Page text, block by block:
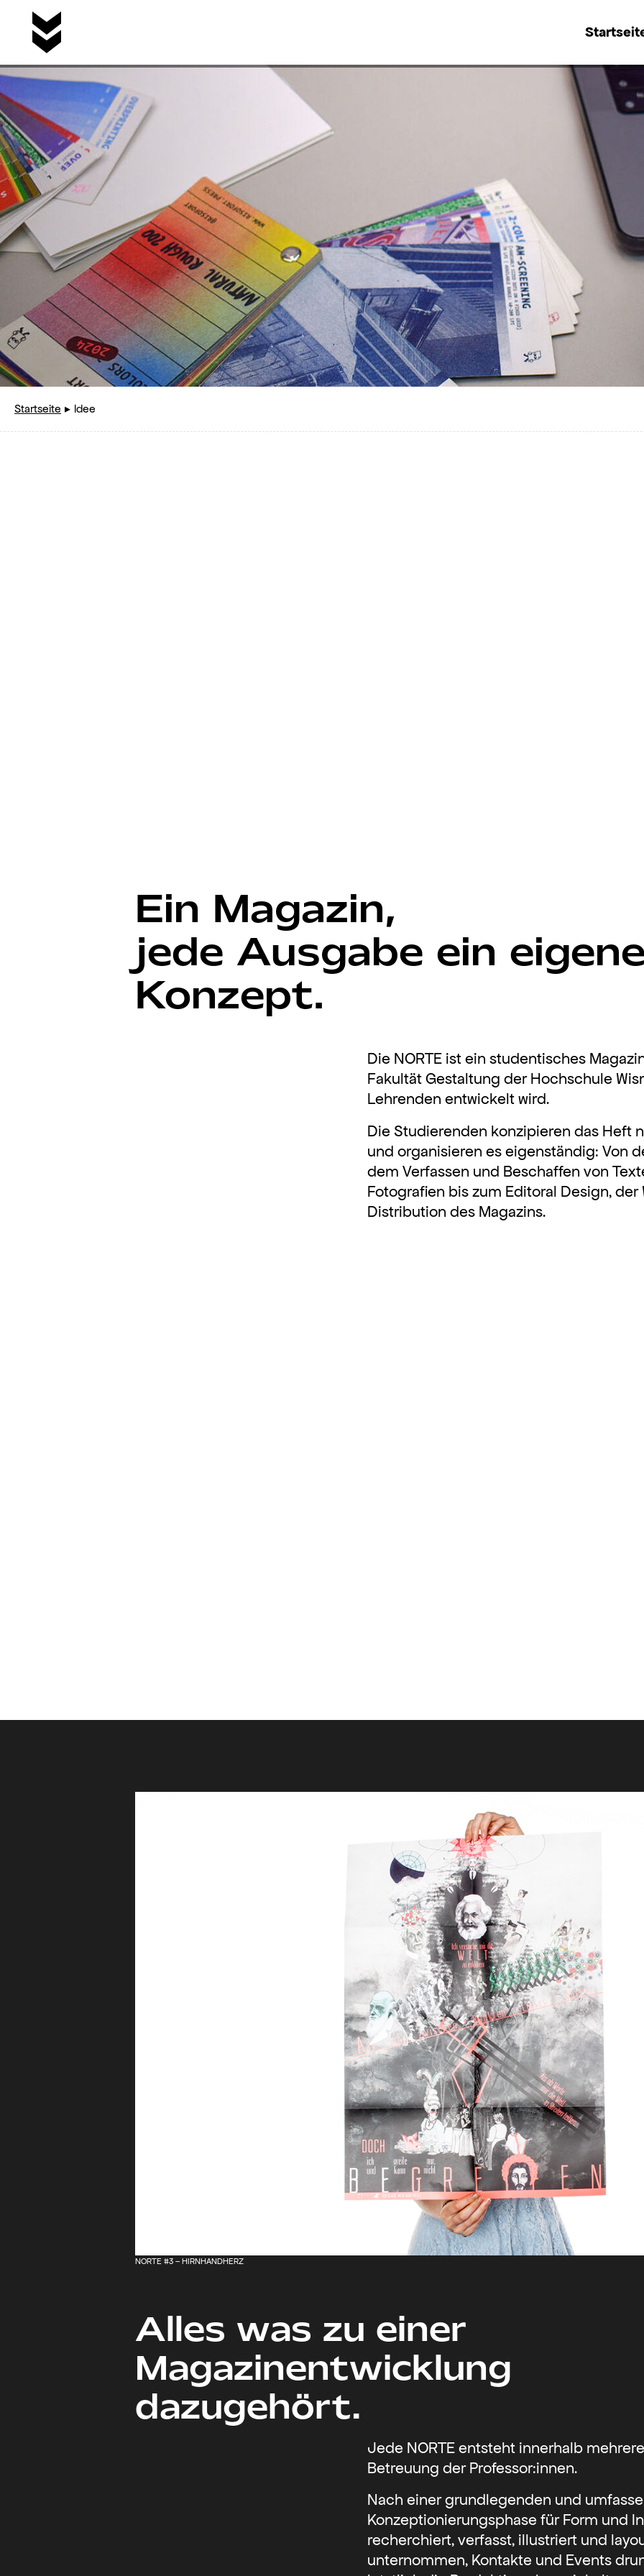
Startseite Idee
Ein Magazin,
jede Ausgabe ein
Konzept.
Die NORTE ist ein studentisches
Fakultät Gestaltung der Hochschule
Lehrenden entwickelt wird.
Die Studierenden konzipieren das Heft
und organisieren es eigenständig: Von
dem Verfassen und Beschaffen von
Fotografien bis zum Editoral Design,
Distribution des Magazins.
NORTE #3 – HIRNHANDHERZ
Alles was zu einer
Magazinentwicklung
dazugehört.
Jede NORTE entsteht innerhalb
Betreuung der Professor:innen.
Nach einer grundlegenden und
Konzeptionierungsphase für Form und
recherchiert, verfasst, illustriert und
unternommen, Kontakte und Events